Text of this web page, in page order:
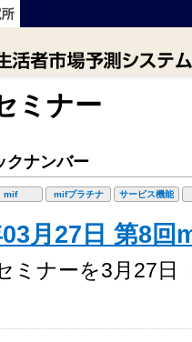
ミナー
クナンバー
mif mifプラチナ サービス機能
月27日 第8回
ミナーを3月27日